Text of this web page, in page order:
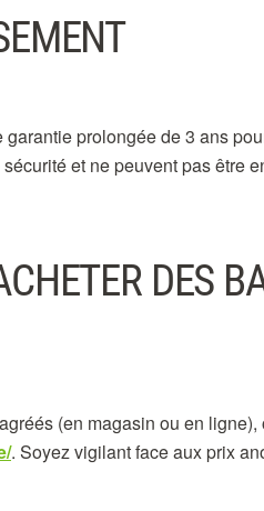
prolongée de 3 ans
et ne peuvent pas être
DES
(en magasin ou en ligne),
. Soyez vigilant face aux prix